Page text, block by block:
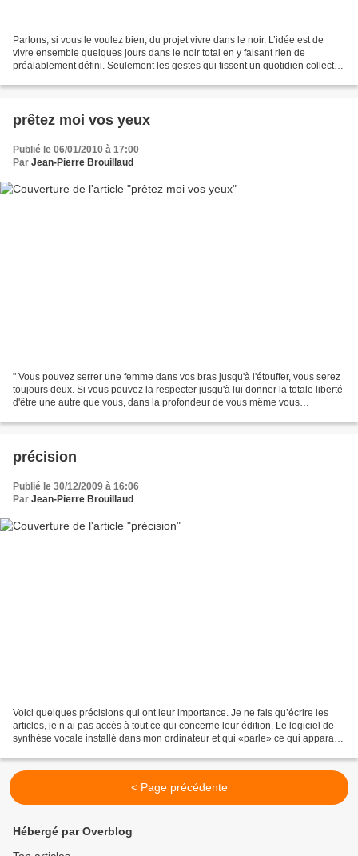
Parlons, si vous le voulez bien, du projet vivre dans le noir. L’idée est de
vivre ensemble quelques jours dans le noir total en y faisant rien de
préalablement défini. Seulement les gestes qui tissent un quotidien collectif:
prêtez moi vos yeux
Publié le 06/01/2010 à 17:00
Par Jean-Pierre Brouillaud
" Vous pouvez serrer une femme dans vos bras jusqu'à l'étouffer, vous serez
toujours deux. Si vous pouvez la respecter jusqu'à lui donner la totale liberté
d'être une autre que vous, dans la profondeur de vous même vous
précision
Publié le 30/12/2009 à 16:06
Par Jean-Pierre Brouillaud
Voici quelques précisions qui ont leur importance. Je ne fais qu’écrire les
articles, je n’ai pas accès à tout ce qui concerne leur édition. Le logiciel de
synthèse vocale installé dans mon ordinateur et qui «parle» ce qui apparaît
< Page précédente
Hébergé par Overblog